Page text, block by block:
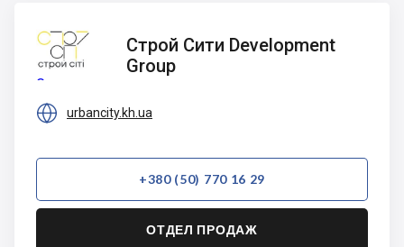
Строй
Сити
Development
Group
Строй Сити Development
Group
 urbancity.kh.ua
+380 (50) 770 16 29
ОТДЕЛ ПРОДАЖ